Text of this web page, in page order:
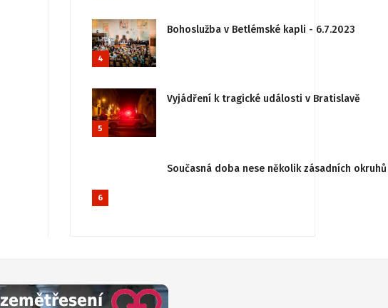
4
Bohoslužba v Betlémské kapli - 6.7.2023
5
Vyjádření k tragické události v Bratislavě
6
Současná doba nese několik zásadních